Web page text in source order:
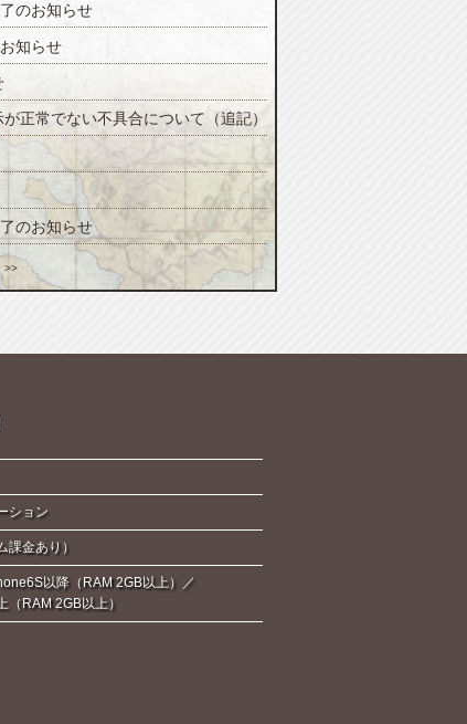
のお知らせ
知らせ
正常でない不具合について（追記）
のお知らせ
>>
ション
課金あり）
以降（RAM 2GB以上）／
（RAM 2GB以上）